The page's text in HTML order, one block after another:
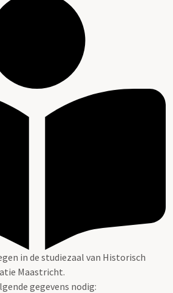
in de studiezaal van Historisch
Maastricht.
gegevens nodig: